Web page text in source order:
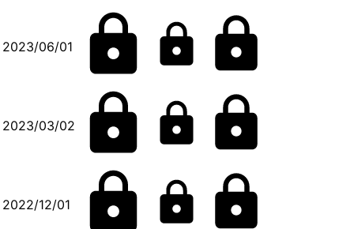
2023/06/01
2023/03/02
2022/12/01